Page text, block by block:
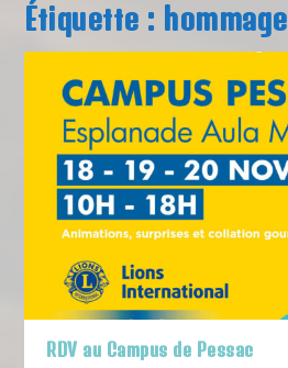
Étiquette : hommage
RDV au Campus de Pessac